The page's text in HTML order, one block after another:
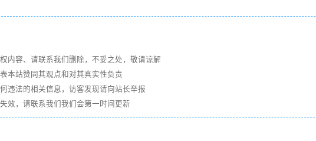
内容、请联系我们删除，不妥之处，敬请谅解
本站赞同其观点和对其真实性负责
违法的相关信息，访客发现请向站长举报
效，请联系我们我们会第一时间更新